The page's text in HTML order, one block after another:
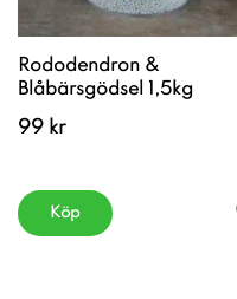
Rododendron &
Blåbärsgödsel 1,5kg
99 kr
Köp